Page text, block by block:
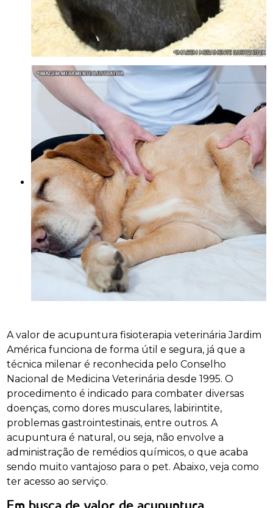
A valor de acupuntura fisioterapia veterinária Jardim
América funciona de forma útil e segura, já que a
técnica milenar é reconhecida pelo Conselho
Nacional de Medicina Veterinária desde 1995. O
procedimento é indicado para combater diversas
doenças, como dores musculares, labirintite,
problemas gastrointestinais, entre outros. A
acupuntura é natural, ou seja, não envolve a
administração de remédios químicos, o que acaba
sendo muito vantajoso para o pet. Abaixo, veja como
ter acesso ao serviço.